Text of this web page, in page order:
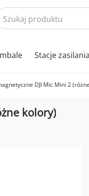
Stacje zasilania
DJI Mic Mini 2
kolory)